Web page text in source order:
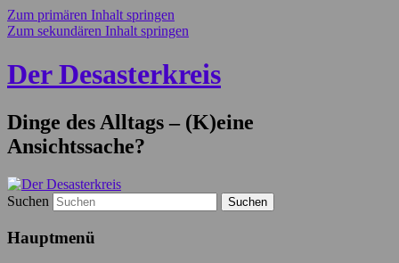
Zum primären Inhalt springen
Zum sekundären Inhalt springen
Der Desasterkreis
Dinge des Alltags – (K)eine
Ansichtssache?
Suchen
Hauptmenü